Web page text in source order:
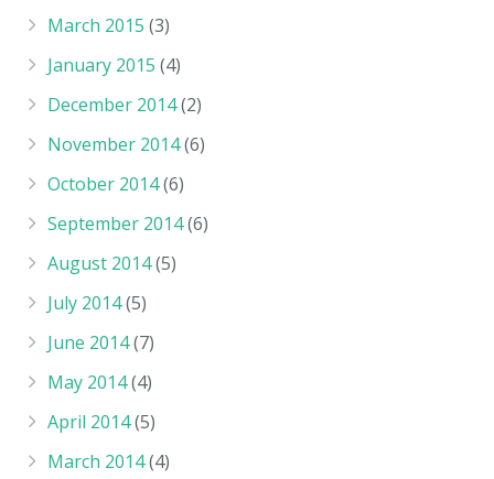
March 2015 (3)
January 2015 (4)
December 2014(2)
November 2014(6)
October 2014(6)
September 2014(6)
August 2014(5)
July 2014(5)
June 2014(7)
May 2014(4)
April 2014(5)
March 2014(4)